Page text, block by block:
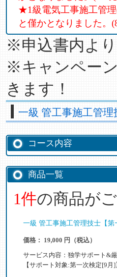
★1級電気工事施工管
と僅かとなりました。
※申込書内よ
※キャンペー
きます！
一級 管工事施工管理
コース内容
商品一覧
1件の商品が
一級 管工事施工管理技士【
価格： 19,000 円（税込）
サービス内容：独学サポート&
【サポート対象:第一次検定[9月]